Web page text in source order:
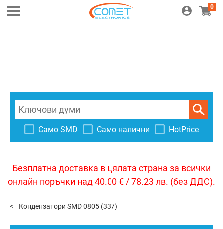
0
Само SMD Само налични HotPrice
Безплатна доставка в цялата страна за всички
онлайн поръчки над 40.00 € / 78.23 лв. (без ДДС).
Кондензатори SMD 0805 (337)